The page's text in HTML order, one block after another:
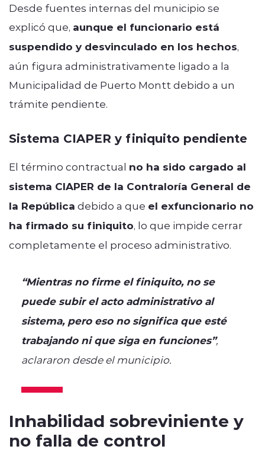
Desde fuentes internas del municipio se
explicó que, aunque el funcionario está
suspendido y desvinculado en los hechos,
aún figura administrativamente ligado a la
Municipalidad de Puerto Montt debido a un
trámite pendiente.
Sistema CIAPER y finiquito pendiente
El término contractual no ha sido cargado al
sistema CIAPER de la Contraloría General de
la República debido a que el exfuncionario no
ha firmado su finiquito, lo que impide cerrar
completamente el proceso administrativo.
“Mientras no firme el finiquito, no se
puede subir el acto administrativo al
sistema, pero eso no significa que esté
trabajando ni que siga en funciones”,
aclararon desde el municipio.
Inhabilidad sobreviniente y
no falla de control